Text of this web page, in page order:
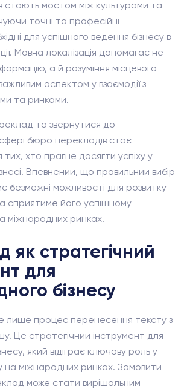
стають мостом між культурами та
точні та професійні
для успішного ведення бізнесу в
Мовна локалізація допомагає не
а й розуміння місцевого
аспектом у взаємодії з
та ринками.
та звернутися до
бюро перекладів стає
тих, хто прагне досягти успіху у
Впевнений, що правильний вибір
безмежні можливості для розвитку
сприятиме його успішному
міжнародних ринках.
як стратегічний
для
бізнесу
лише процес перенесення тексту з
Це стратегічний інструмент для
який відіграє ключову роль у
на міжнародних ринках. Замовити
може стати вирішальним